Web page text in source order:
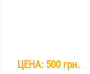
ЦЕНА: 500 грн.